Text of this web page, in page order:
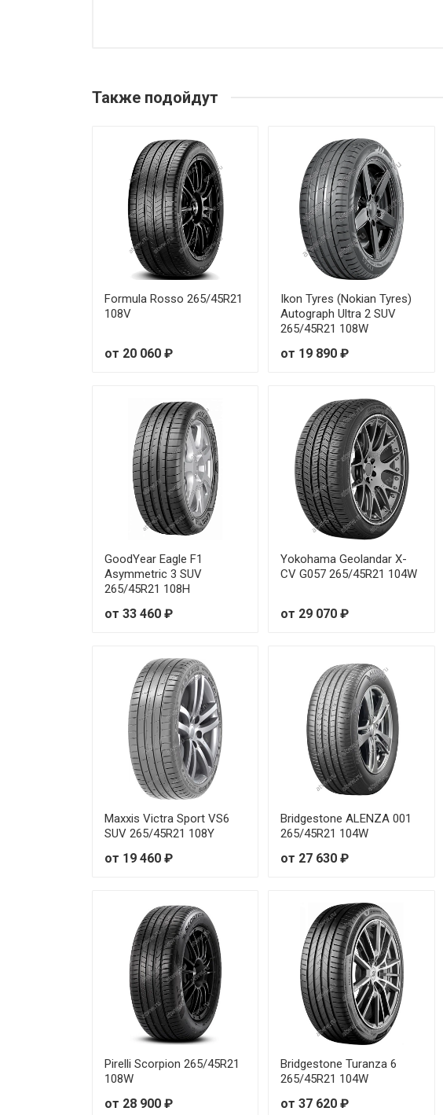
Michelin Latitude Sport 3 235/55R18 100W
Michelin Latitude Sport 3 235/55R18 104V
Michelin Latitude Sport 3 235/55R19 101W
Michelin Latitude Sport 3 235/55R19 101Y
Michelin Latitude Sport 3 235/55R19 101Y
Michelin Latitude Sport 3 235/55R19 101Y
Michelin Latitude Sport 3 235/55R19 105V
Michelin Latitude Sport 3 235/60R18 103V
Michelin Latitude Sport 3 235/60R18 103W
Michelin Latitude Sport 3 235/65R17 104V
Michelin Latitude Sport 3 235/65R17 104W
Michelin Latitude Sport 3 235/65R19 109V
Michelin Latitude Sport 3 245/60R18 105H
Michelin Latitude Sport 3 255/40R21 102Y
Michelin Latitude Sport 3 255/45R20 101W
Michelin Latitude Sport 3 255/45R20 105V
Michelin Latitude Sport 3 255/45R20 105Y
Michelin Latitude Sport 3 255/50R19 103Y
Michelin Latitude Sport 3 255/50R19 103Y
Michelin Latitude Sport 3 255/50R19 107W
Michelin Latitude Sport 3 255/50R19 107W
Michelin Latitude Sport 3 255/50R19 107W RunFlat
Michelin Latitude Sport 3 255/55R18 105W
Также подойдут
Formula Rosso 265/45R21
108V
от 20 060 ₽
Ikon Tyres (Nokian Tyres)
Autograph Ultra 2 SUV
265/45R21 108W
от 19 890 ₽
GoodYear Eagle F1
Asymmetric 3 SUV
265/45R21 108H
от 33 460 ₽
Yokohama Geolandar X-
CV G057 265/45R21 104W
от 29 070 ₽
Maxxis Victra Sport VS6
SUV 265/45R21 108Y
от 19 460 ₽
Bridgestone ALENZA 001
265/45R21 104W
от 27 630 ₽
Pirelli Scorpion 265/45R21
108W
от 28 900 ₽
Bridgestone Turanza 6
265/45R21 104W
от 37 620 ₽